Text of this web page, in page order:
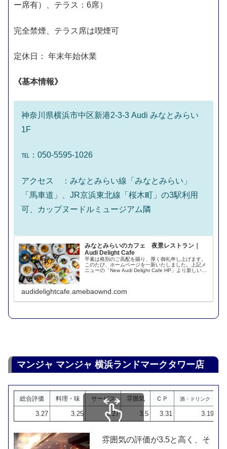
ー席有）、テラス：6席）
完全禁煙、テラス席は喫煙可
定休日： 年末年始休業
《基本情報》
神奈川県横浜市中区新港2-3-3 Audi みなとみらい
1F
℡：050-5595-1026
アクセス ：みなとみらい線「みなとみらい」
「馬車道」、JR京浜東北線「桜木町」の3駅利用
可、カップヌードルミュージアム隣
みなとみらいのカフェ 夜景レストラン｜
Audi Delight Cafe
平素は格別のご高配を賜り、厚く御礼申し上げます。
このたび、ホームページを一新いたしました。上記メ
ニューの「New Audi Delight Cafe HP」より新しいホ
audidelightcafe.amebaownd.com
マンジャ マンジャ 横浜ランドマークタワー店
総合評価 料理・味 サービス 雰囲気 ＣＰ 酒・ドリンク
3.27 3.25 3.27 3.5 3.31 3.19
雰囲気の評価が3.5と高く、そ